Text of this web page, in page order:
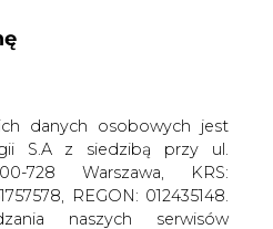
A A
ZALOGUJ SIĘ
danych osobowych jest
S.A z siedzibą przy ul.
728 Warszawa, KRS:
REGON: 012435148.
naszych serwisów